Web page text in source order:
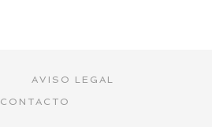
AVISO LEGAL
CONTACTO